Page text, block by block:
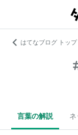
はてなブログ トップ
言葉の解説